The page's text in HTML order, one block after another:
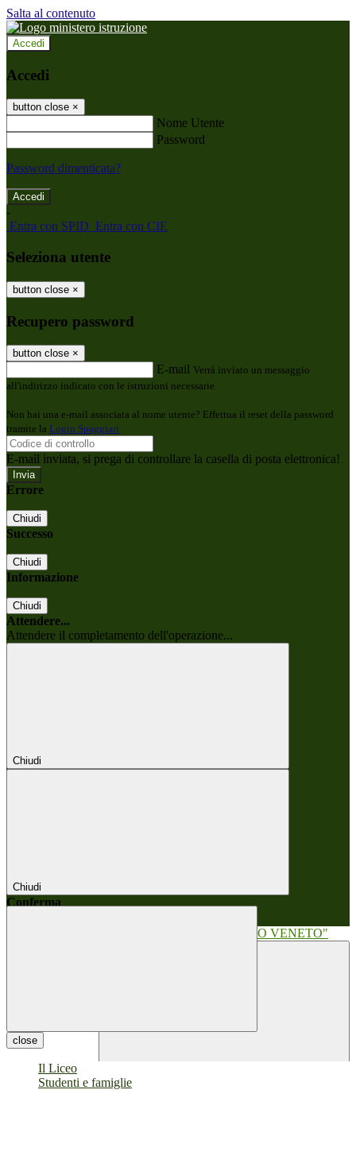
Salta al contenuto
Accedi
Accedi
button close ×
Nome Utente
Password
Password dimenticata?
-
Entra con SPID Entra con CIE
Seleziona utente
button close ×
Recupero password
button close ×
E-mail Verrà inviato un messaggio
all'indirizzo indicato con le istruzioni necessarie.
Non hai una e-mail associata al nome utente? Effettua il reset della password
tramite la Login Spaggiari
E-mail inviata, si prega di controllare la casella di posta elettronica!
Errore
Chiudi
Successo
Chiudi
Informazione
Chiudi
Attendere...
Attendere il completamento dell'operazione...
Chiudi
Chiudi
Conferma
close
Il Liceo
Studenti e famiglie